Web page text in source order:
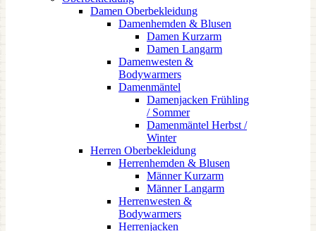
Damen Oberbekleidung
Damenhemden & Blusen
Damen Kurzarm
Damen Langarm
Damenwesten &
Bodywarmers
Damenmäntel
Damenjacken Frühling
/ Sommer
Damenmäntel Herbst /
Winter
Herren Oberbekleidung
Herrenhemden & Blusen
Männer Kurzarm
Männer Langarm
Herrenwesten &
Bodywarmers
Herrenjacken